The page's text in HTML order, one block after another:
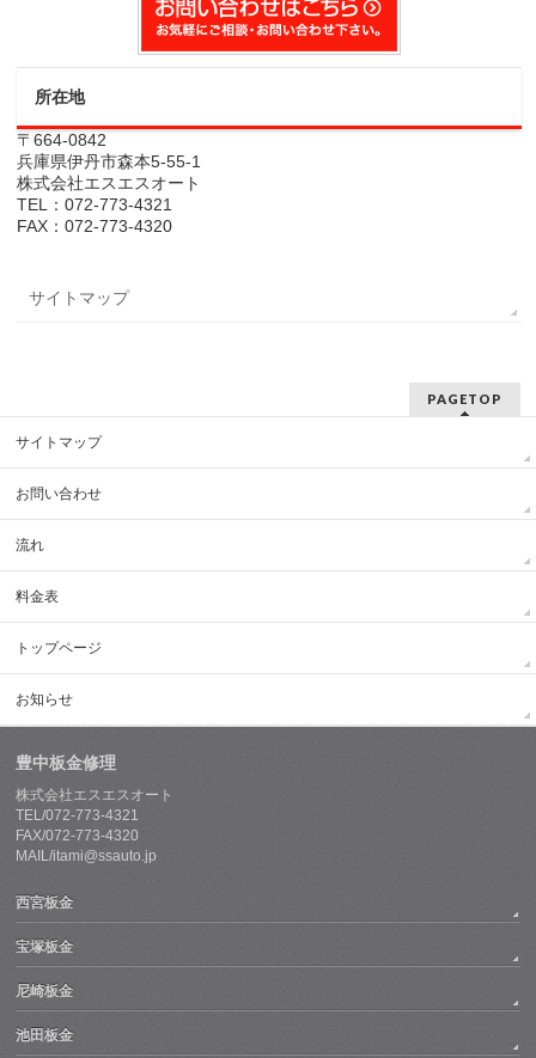
所在地
〒664-0842
兵庫県伊丹市森本5-55-1
株式会社エスエスオート
TEL：072-773-4321
FAX：072-773-4320
サイトマップ
PAGETOP
サイトマップ
お問い合わせ
流れ
料金表
トップページ
お知らせ
豊中板金修理
株式会社エスエスオート
TEL/072-773-4321
FAX/072-773-4320
MAIL/itami@ssauto.jp
西宮板金
宝塚板金
尼崎板金
池田板金